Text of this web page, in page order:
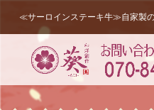
≪サーロインステーキ牛≫自家製